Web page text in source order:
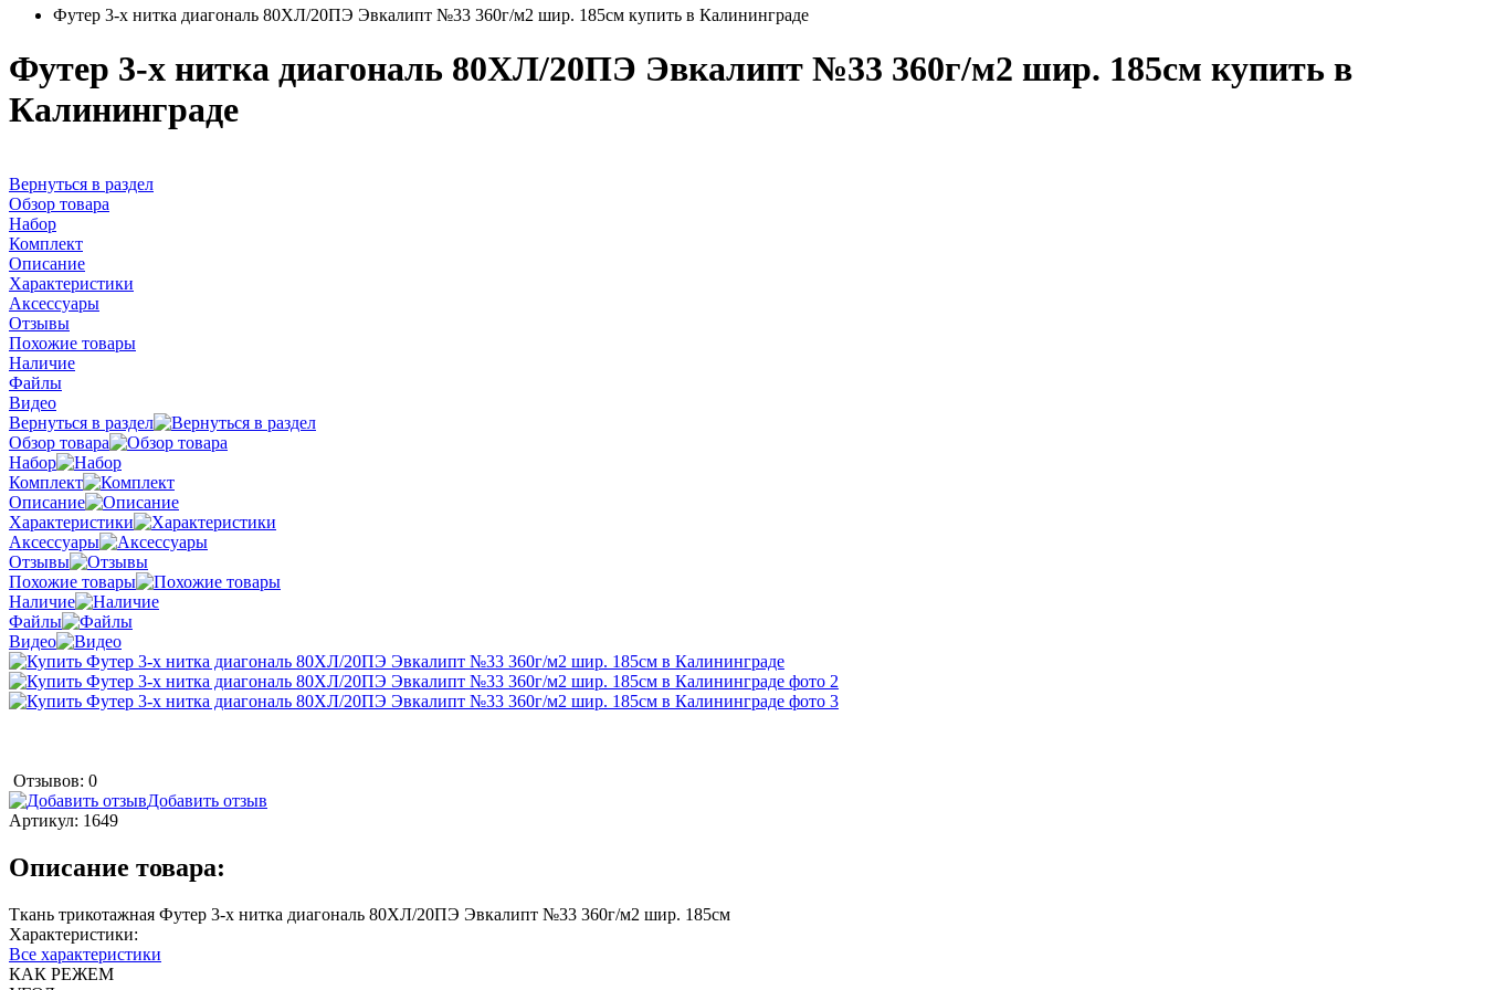
Футер 3-х нитка диагональ 80ХЛ/20ПЭ Эвкалипт №33 360г/м2 шир. 185cм купить в Калининграде
Футер 3-х нитка диагональ 80ХЛ/20ПЭ Эвкалипт №33 360г/м2 шир. 185cм купить в
Калининграде
Вернуться в раздел
Обзор товара
Набор
Комплект
Описание
Характеристики
Аксессуары
Отзывы
Похожие товары
Наличие
Файлы
Видео
Вернуться в раздел
Обзор товара
Набор
Комплект
Описание
Характеристики
Аксессуары
Отзывы
Похожие товары
Наличие
Файлы
Видео
Отзывов: 0
Добавить отзыв
Артикул: 1649
Описание товара:
Ткань трикотажная Футер 3-х нитка диагональ 80ХЛ/20ПЭ Эвкалипт №33 360г/м2 шир. 185cм
Характеристики:
Все характеристики
КАК РЕЖЕМ